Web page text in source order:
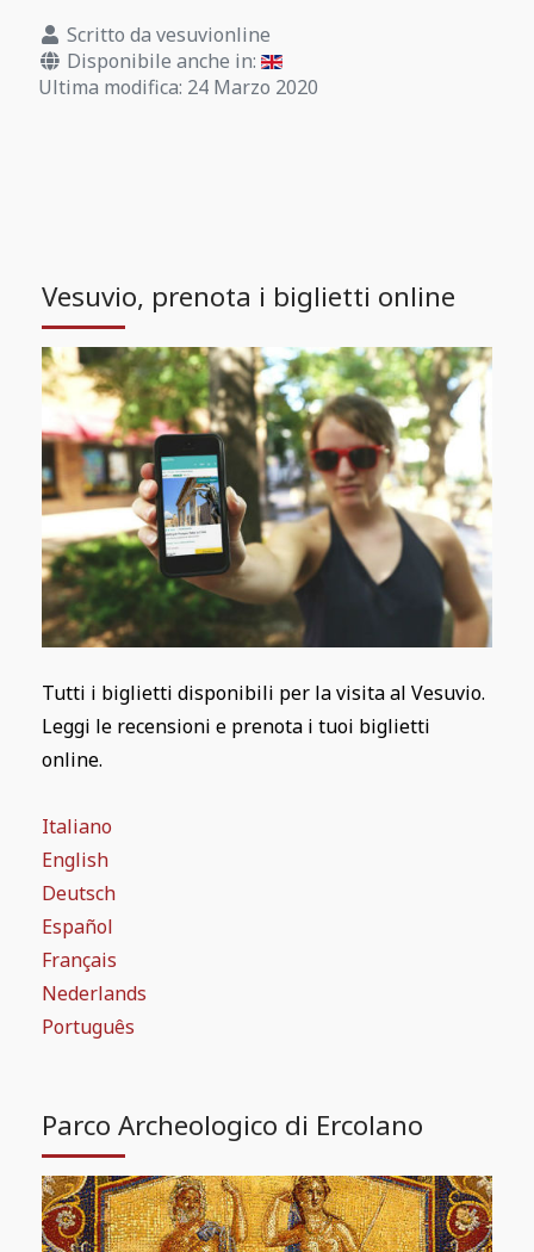
Vesuvio, prenota i biglietti online
Tutti i biglietti disponibili per la visita al Vesuvio.
Leggi le recensioni e prenota i tuoi biglietti
online.
Italiano
English
Deutsch
Español
Français
Nederlands
Português
Parco Archeologico di Ercolano
Scritto da vesuvionline
Disponibile anche in:
Ultima modifica: 24 Marzo 2020